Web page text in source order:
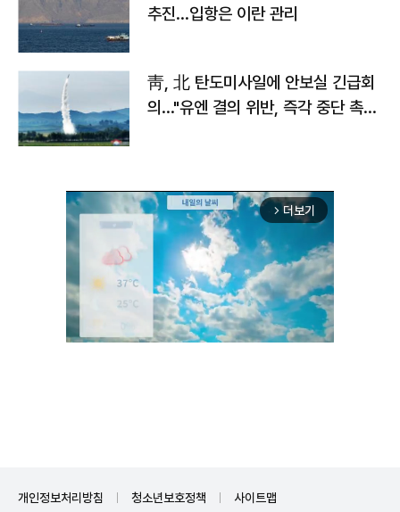
추진…입항은 이란 관리
靑, 北 탄도미사일에 안보실 긴급회
의…"유엔 결의 위반, 즉각 중단 촉
arrow_forward_ios 더보기
개인정보처리방침 청소년보호정책 사이트맵